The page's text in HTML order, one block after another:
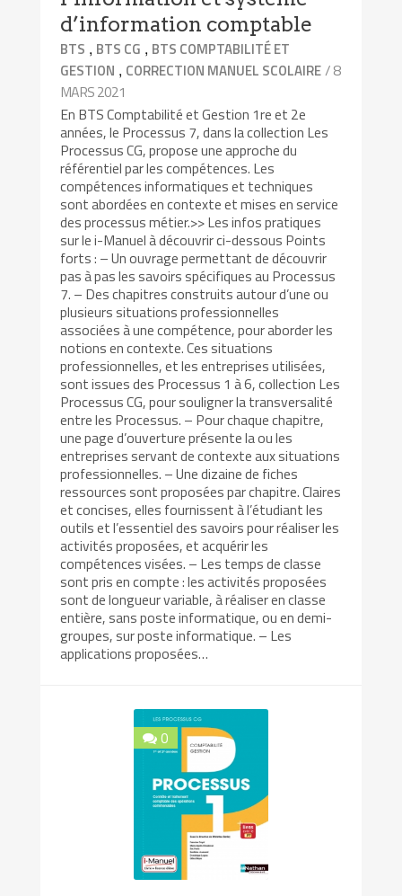
d’information comptable
BTS , BTS CG , BTS COMPTABILITÉ ET
GESTION , CORRECTION MANUEL SCOLAIRE/ 8
MARS 2021
En BTS Comptabilité et Gestion 1re et 2e
années, le Processus 7, dans la collection Les
Processus CG, propose une approche du
référentiel par les compétences. Les
compétences informatiques et techniques
sont abordées en contexte et mises en service
des processus métier.>> Les infos pratiques
sur le i-Manuel à découvrir ci-dessous Points
forts : – Un ouvrage permettant de découvrir
pas à pas les savoirs spécifiques au Processus
7. – Des chapitres construits autour d’une ou
plusieurs situations professionnelles
associées à une compétence, pour aborder les
notions en contexte. Ces situations
professionnelles, et les entreprises utilisées,
sont issues des Processus 1 à 6, collection Les
Processus CG, pour souligner la transversalité
entre les Processus. – Pour chaque chapitre,
une page d’ouverture présente la ou les
entreprises servant de contexte aux situations
professionnelles. – Une dizaine de fiches
ressources sont proposées par chapitre. Claires
et concises, elles fournissent à l’étudiant les
outils et l’essentiel des savoirs pour réaliser les
activités proposées, et acquérir les
compétences visées. – Les temps de classe
sont pris en compte : les activités proposées
sont de longueur variable, à réaliser en classe
entière, sans poste informatique, ou en demi-
groupes, sur poste informatique. – Les
applications proposées…
0